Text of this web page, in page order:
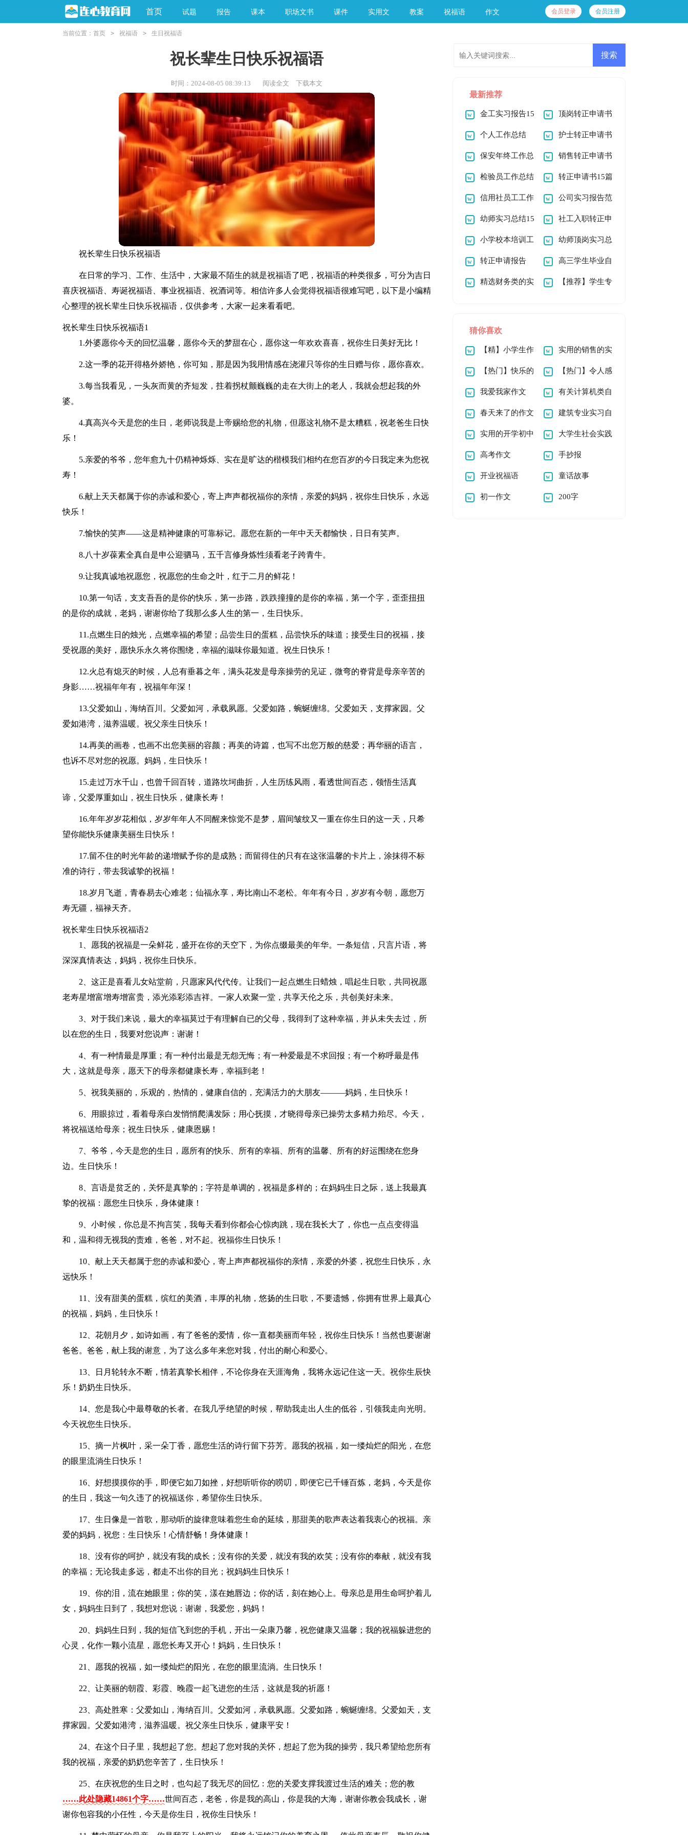
首页 试题 报告 课本 职场文书 课件 实用文 教案 祝福语 作文 会员登录 会员注册
当前位置： 首页 > 祝福语 > 生日祝福语
祝长辈生日快乐祝福语
时间：2024-08-05 08:39:13 阅读全文 下载本文
祝长辈生日快乐祝福语
在日常的学习、工作、生活中，大家最不陌生的就是祝福语了吧，祝福语的种类很多，可分为吉日
喜庆祝福语、寿诞祝福语、事业祝福语、祝酒词等。相信许多人会觉得祝福语很难写吧，以下是小编精
心整理的祝长辈生日快乐祝福语，仅供参考，大家一起来看看吧。
祝长辈生日快乐祝福语1
1.外婆愿你今天的回忆温馨，愿你今天的梦甜在心，愿你这一年欢欢喜喜，祝你生日美好无比！
2.这一季的花开得格外娇艳，你可知，那是因为我用情感在浇灌只等你的生日赠与你，愿你喜欢。
3.每当我看见，一头灰而黄的齐短发，拄着拐杖颤巍巍的走在大街上的老人，我就会想起我的外
婆。
4.真高兴今天是您的生日，老师说我是上帝赐给您的礼物，但愿这礼物不是太糟糕，祝老爸生日快
乐！
5.亲爱的爷爷，您年愈九十仍精神烁烁、实在是旷达的楷模我们相约在您百岁的今日我定来为您祝
寿！
6.献上天天都属于你的赤诚和爱心，寄上声声都祝福你的亲情，亲爱的妈妈，祝你生日快乐，永远
快乐！
7.愉快的笑声——这是精神健康的可靠标记。愿您在新的一年中天天都愉快，日日有笑声。
8.八十岁葆素全真自是申公迎驷马，五千言修身炼性须看老子跨青牛。
9.让我真诚地祝愿您，祝愿您的生命之叶，红于二月的鲜花！
10.第一句话，支支吾吾的是你的快乐，第一步路，跌跌撞撞的是你的幸福，第一个字，歪歪扭扭
的是你的成就，老妈，谢谢你给了我那么多人生的第一，生日快乐。
11.点燃生日的烛光，点燃幸福的希望；品尝生日的蛋糕，品尝快乐的味道；接受生日的祝福，接
受祝愿的美好，愿快乐永久将你围绕，幸福的滋味你最知道。祝生日快乐！
12.火总有熄灭的时候，人总有垂暮之年，满头花发是母亲操劳的见证，微弯的脊背是母亲辛苦的
身影……祝福年年有，祝福年年深！
13.父爱如山，海纳百川。父爱如河，承载夙愿。父爱如路，蜿蜒缠绵。父爱如天，支撑家园。父
爱如港湾，滋养温暖。祝父亲生日快乐！
14.再美的画卷，也画不出您美丽的容颜；再美的诗篇，也写不出您万般的慈爱；再华丽的语言，
也诉不尽对您的祝愿。妈妈，生日快乐！
15.走过万水千山，也曾千回百转，道路坎坷曲折，人生历练风雨，看透世间百态，领悟生活真
谛，父爱厚重如山，祝生日快乐，健康长寿！
16.年年岁岁花相似，岁岁年年人不同醒来惊觉不是梦，眉间皱纹又一重在你生日的这一天，只希
望你能快乐健康美丽生日快乐！
17.留不住的时光年龄的递增赋予你的是成熟；而留得住的只有在这张温馨的卡片上，涂抹得不标
准的诗行，带去我诚挚的祝福！
18.岁月飞逝，青春易去心难老；仙福永享，寿比南山不老松。年年有今日，岁岁有今朝，愿您万
寿无疆，福禄天齐。
祝长辈生日快乐祝福语2
1、愿我的祝福是一朵鲜花，盛开在你的天空下，为你点缀最美的年华。一条短信，只言片语，将
深深真情表达，妈妈，祝你生日快乐。
2、这正是喜看儿女站堂前，只愿家风代代传。让我们一起点燃生日蜡烛，唱起生日歌，共同祝愿
老寿星增富增寿增富贵，添光添彩添吉祥。一家人欢聚一堂，共享天伦之乐，共创美好未来。
3、对于我们来说，最大的幸福莫过于有理解自已的父母，我得到了这种幸福，并从未失去过，所
以在您的生日，我要对您说声：谢谢！
4、有一种情最是厚重；有一种付出最是无怨无悔；有一种爱最是不求回报；有一个称呼最是伟
大，这就是母亲，愿天下的母亲都健康长寿，幸福到老！
5、祝我美丽的，乐观的，热情的，健康自信的，充满活力的大朋友―――妈妈，生日快乐！
6、用眼掠过，看着母亲白发悄悄爬满发际；用心抚摸，才晓得母亲已操劳太多精力殆尽。今天，
将祝福送给母亲；祝生日快乐，健康恩赐！
7、爷爷，今天是您的生日，愿所有的快乐、所有的幸福、所有的温馨、所有的好运围绕在您身
边。生日快乐！
8、言语是贫乏的，关怀是真挚的；字符是单调的，祝福是多样的；在妈妈生日之际，送上我最真
挚的祝福：愿您生日快乐，身体健康！
9、小时候，你总是不拘言笑，我每天看到你都会心惊肉跳，现在我长大了，你也一点点变得温
和，温和得无视我的责难，爸爸，对不起。祝福你生日快乐！
10、献上天天都属于您的赤诚和爱心，寄上声声都祝福你的亲情，亲爱的外婆，祝您生日快乐，永
远快乐！
11、没有甜美的蛋糕，缤红的美酒，丰厚的礼物，悠扬的生日歌，不要遗憾，你拥有世界上最真心
的祝福，妈妈，生日快乐！
12、花朝月夕，如诗如画，有了爸爸的爱情，你一直都美丽而年轻，祝你生日快乐！当然也要谢谢
爸爸。爸爸，献上我的谢意，为了这么多年来您对我，付出的耐心和爱心。
13、日月轮转永不断，情若真挚长相伴，不论你身在天涯海角，我将永远记住这一天。祝你生辰快
乐！奶奶生日快乐。
14、您是我心中最尊敬的长者。在我几乎绝望的时候，帮助我走出人生的低谷，引领我走向光明。
今天祝您生日快乐。
15、摘一片枫叶，采一朵丁香，愿您生活的诗行留下芬芳。愿我的祝福，如一缕灿烂的阳光，在您
的眼里流淌生日快乐！
16、好想摸摸你的手，即便它如刀如挫，好想听听你的唠叨，即便它已千锤百炼，老妈，今天是你
的生日，我这一句久违了的祝福送你，希望你生日快乐。
17、生日像是一首歌，那动听的旋律意味着您生命的延续，那甜美的歌声表达着我衷心的祝福。亲
爱的妈妈，祝您：生日快乐！心情舒畅！身体健康！
18、没有你的呵护，就没有我的成长；没有你的关爱，就没有我的欢笑；没有你的奉献，就没有我
的幸福；无论我走多远，都走不出你的目光；祝妈妈生日快乐！
19、你的泪，流在她眼里；你的笑，漾在她唇边；你的话，刻在她心上。母亲总是用生命呵护着儿
女，妈妈生日到了，我想对您说：谢谢，我爱您，妈妈！
20、妈妈生日到，我的短信飞到您的手机，开出一朵康乃馨，祝您健康又温馨；我的祝福躲进您的
心灵，化作一颗小流星，愿您长寿又开心！妈妈，生日快乐！
21、愿我的祝福，如一缕灿烂的阳光，在您的眼里流淌。生日快乐！
22、让美丽的朝霞、彩霞、晚霞一起飞进您的生活，这就是我的祈愿！
23、高处胜寒：父爱如山，海纳百川。父爱如河，承载夙愿。父爱如路，蜿蜒缠绵。父爱如天，支
撑家园。父爱如港湾，滋养温暖。祝父亲生日快乐，健康平安！
24、在这个日子里，我想起了您。想起了您对我的关怀，想起了您为我的操劳，我只希望给您所有
我的祝福，亲爱的奶奶您辛苦了，生日快乐！
25、在庆祝您的生日之时，也勾起了我无尽的回忆：您的关爱支撑我渡过生活的难关；您的教
……此处隐藏14861个字……世间百态，老爸，你是我的高山，你是我的大海，谢谢你教会我成长，谢
谢你包容我的小任性，今天是你生日，祝你生日快乐！
最新推荐
金工实习报告15
篇
顶岗转正申请书
个人工作总结
(通用15篇)
护士转正申请书
保安年终工作总
结
销售转正申请书
检验员工作总结 转正申请书15篇
信用社员工工作
总结
公司实习报告范
文汇总10篇
幼师实习总结15
篇
社工入职转正申
请书
小学校本培训工
作总结
幼师顶岗实习总
结
转正申请报告 高三学生毕业自
我鉴定
精选财务类的实 【推荐】学生专
猜你喜欢
【精】小学生作
文
实用的销售的实
习报告4篇
【热门】快乐的
新年作文600字6篇
【热门】令人感
动的一件事作文
我爱我家作文
400字（通用15篇）
有关计算机类自
荐信锦集7篇
春天来了的作文
300字六篇
建筑专业实习自
我鉴定
实用的开学初中
作文300字四篇
大学生社会实践
报告集锦15篇
高考作文 手抄报
开业祝福语 童话故事
初一作文 200字